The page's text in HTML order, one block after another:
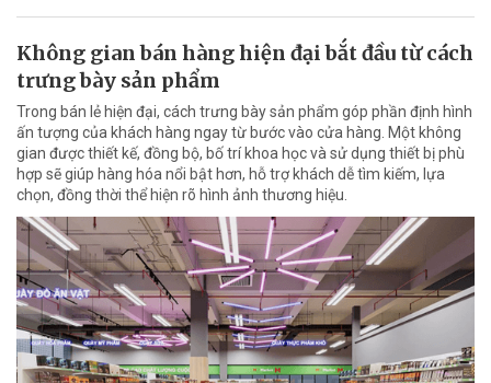
Không gian bán hàng hiện đại bắt đầu từ cách
trưng bày sản phẩm
Trong bán lẻ hiện đại, cách trưng bày sản phẩm góp phần định hình
ấn tượng của khách hàng ngay từ bước vào cửa hàng. Một không
gian được thiết kế, đồng bộ, bố trí khoa học và sử dụng thiết bị phù
hợp sẽ giúp hàng hóa nổi bật hơn, hỗ trợ khách dễ tìm kiếm, lựa
chọn, đồng thời thể hiện rõ hình ảnh thương hiệu.